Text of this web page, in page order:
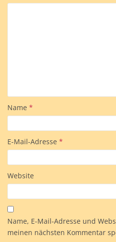
Name *
E-Mail-Adresse *
Website
Name, E-Mail-Adresse und
meinen nächsten Kommentar